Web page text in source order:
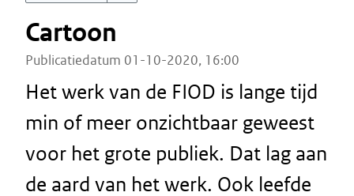
Cartoon
Publicatiedatum 01-10-2020, 16:00
Het werk van de FIOD is lange tijd
min of meer onzichtbaar geweest
voor het grote publiek. Dat lag aan
de aard van het werk. Ook leefde